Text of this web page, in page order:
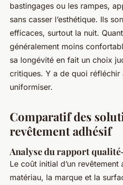
bastingages ou les rampes,
sans casser l’esthétique. Ils
efficaces, surtout la nuit.
généralement moins
sa longévité en fait un choix
critiques. Y a de quoi réfléchir
uniformiser.
Comparatif des
revêtement adhésif
Analyse du rapport
Le coût initial d’un
matériau, la marque et la